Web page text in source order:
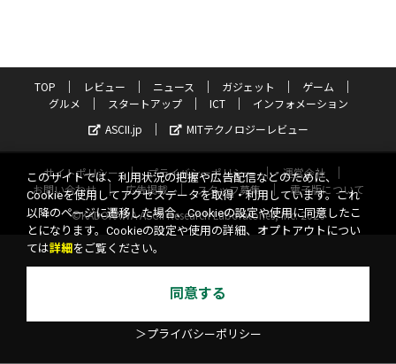
TOP レビュー ニュース ガジェット
ゲーム
グルメ
スタートアップ ICT
インフォメーション
ASCII.jp
MITテクノロジーレビュー
サイトポリシー プライバシーポリシー
運営会社
お問い合わせ
広告掲載 スタッフ募集
電子版について
©KADOKAWA ASCII Research Laboratories, Inc. 2026
このサイトでは、利用状況の把握や広告配信などのために、
Cookieを使用してアクセスデータを取得・利用しています。これ
以降のページに遷移した場合、Cookieの設定や使用に同意したこ
とになります。Cookieの設定や使用の詳細、オプトアウトについ
ては詳細 をご覧ください。
同意する
＞プライバシーポリシー